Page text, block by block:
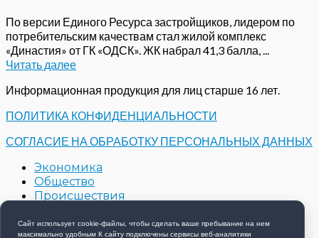
По версии Единого Ресурса застройщиков, лидером по
потребительским качествам стал жилой комплекс
«Династия» от ГК «ОДСК». ЖК набрал 41,3 балла, ...
Читать далее
Информационная продукция для лиц старше 16 лет.
ПОЛИТИКА КОНФИДЕНЦИАЛЬНОСТИ
СОГЛАСИЕ НА ОБРАБОТКУ ПЕРСОНАЛЬНЫХ ДАННЫХ
Экономика
Общество
Происшествия
Контакты
Сайт использует cookie-файлы, чтобы сделать ваше пребывание на нем
максимально удобным К cайту подключены сервисы веб-аналитики